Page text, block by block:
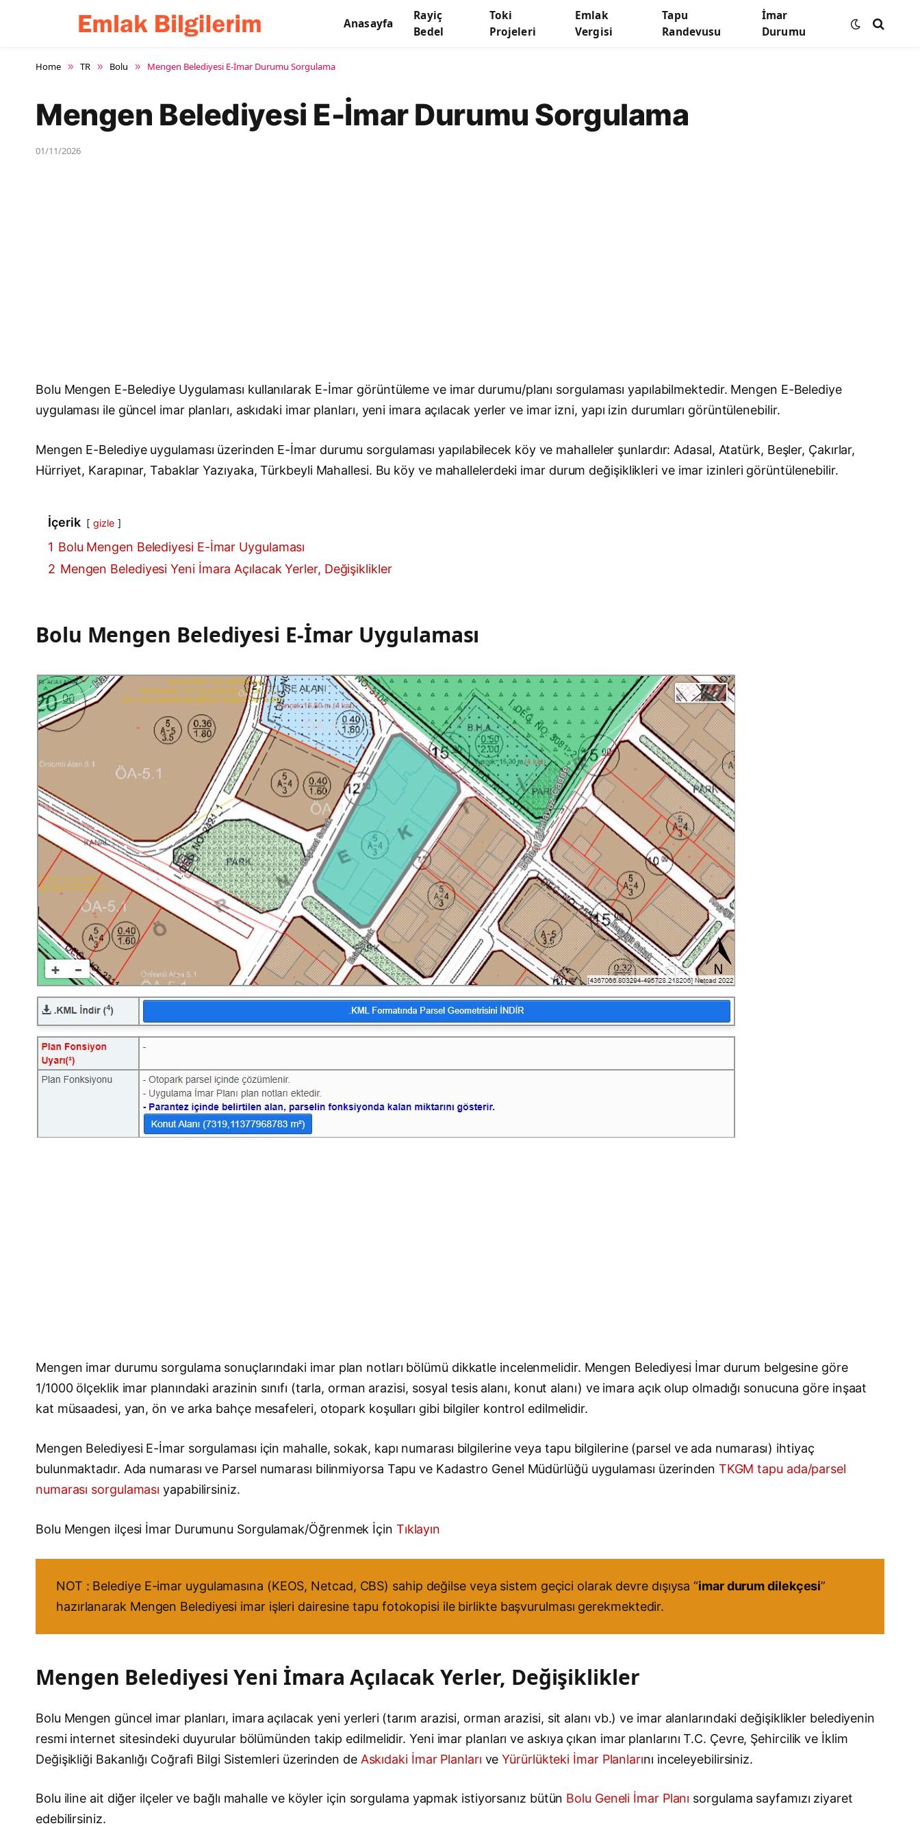
Anasayfa
Rayiç
Bedel
Toki
Projeleri
Emlak
Vergisi
Tapu
Randevusu
İmar
Durumu
Home » TR » Bolu » Mengen Belediyesi E-İmar Durumu Sorgulama
Mengen Belediyesi E-İmar Durumu Sorgulama
01/11/2026
Bolu Mengen E-Belediye Uygulaması kullanılarak E-İmar görüntüleme ve imar durumu/planı sorgulaması yapılabilmektedir. Mengen E-Belediye
uygulaması ile güncel imar planları, askıdaki imar planları, yeni imara açılacak yerler ve imar izni, yapı izin durumları görüntülenebilir.
Mengen E-Belediye uygulaması üzerinden E-İmar durumu sorgulaması yapılabilecek köy ve mahalleler şunlardır: Adasal, Atatürk, Beşler, Çakırlar,
Hürriyet, Karapınar, Tabaklar Yazıyaka, Türkbeyli Mahallesi. Bu köy ve mahallelerdeki imar durum değişiklikleri ve imar izinleri görüntülenebilir.
İçerik gizle
1 Bolu Mengen Belediyesi E-İmar Uygulaması
2 Mengen Belediyesi Yeni İmara Açılacak Yerler, Değişiklikler
Bolu Mengen Belediyesi E-İmar Uygulaması
Mengen imar durumu sorgulama sonuçlarındaki imar plan notları bölümü dikkatle incelenmelidir. Mengen Belediyesi İmar durum belgesine göre
1/1000 ölçeklik imar planındaki arazinin sınıfı (tarla, orman arazisi, sosyal tesis alanı, konut alanı) ve imara açık olup olmadığı sonucuna göre inşaat
kat müsaadesi, yan, ön ve arka bahçe mesafeleri, otopark koşulları gibi bilgiler kontrol edilmelidir.
Mengen Belediyesi E-İmar sorgulaması için mahalle, sokak, kapı numarası bilgilerine veya tapu bilgilerine (parsel ve ada numarası) ihtiyaç
bulunmaktadır. Ada numarası ve Parsel numarası bilinmiyorsa Tapu ve Kadastro Genel Müdürlüğü uygulaması üzerinden TKGM tapu ada/parsel
numarası sorgulaması yapabilirsiniz.
Bolu Mengen ilçesi İmar Durumunu Sorgulamak/Öğrenmek İçin Tıklayın
NOT : Belediye E-imar uygulamasına (KEOS, Netcad, CBS) sahip değilse veya sistem geçici olarak devre dışıysa “imar durum dilekçesi”
hazırlanarak Mengen Belediyesi imar işleri dairesine tapu fotokopisi ile birlikte başvurulması gerekmektedir.
Mengen Belediyesi Yeni İmara Açılacak Yerler, Değişiklikler
Bolu Mengen güncel imar planları, imara açılacak yeni yerleri (tarım arazisi, orman arazisi, sit alanı vb.) ve imar alanlarındaki değişiklikler belediyenin
resmi internet sitesindeki duyurular bölümünden takip edilmelidir. Yeni imar planları ve askıya çıkan imar planlarını T.C. Çevre, Şehircilik ve İklim
Değişikliği Bakanlığı Coğrafi Bilgi Sistemleri üzerinden de Askıdaki İmar Planları veYürürlükteki İmar Planlarını inceleyebilirsiniz.
Bolu iline ait diğer ilçeler ve bağlı mahalle ve köyler için sorgulama yapmak istiyorsanız bütün Bolu Geneli İmar Planı sorgulama sayfamızı ziyaret
edebilirsiniz.